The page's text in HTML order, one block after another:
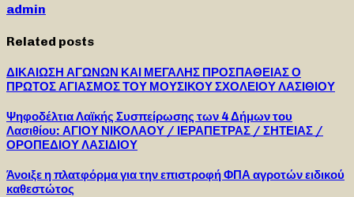
admin
Related posts
ΔΙΚΑΙΩΣΗ ΑΓΩΝΩΝ ΚΑΙ ΜΕΓΑΛΗΣ ΠΡΟΣΠΑΘΕΙΑΣ Ο
ΠΡΩΤΟΣ ΑΓΙΑΣΜΟΣ ΤΟΥ ΜΟΥΣΙΚΟΥ ΣΧΟΛΕΙΟΥ ΛΑΣΙΘΙΟΥ
Ψηφοδέλτια Λαϊκής Συσπείρωσης των 4 Δήμων του
Λασιθίου: ΑΓΙΟΥ ΝΙΚΟΛΑΟΥ / ΙΕΡΑΠΕΤΡΑΣ / ΣΗΤΕΙΑΣ /
ΟΡΟΠΕΔΙΟΥ ΛΑΣΙΔΙΟΥ
Άνοιξε η πλατφόρμα για την επιστροφή ΦΠΑ αγροτών ειδικού
καθεστώτος